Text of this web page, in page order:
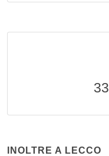
INOLTRE A LECCO